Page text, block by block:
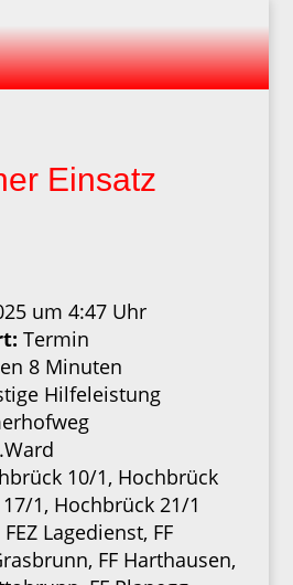
Einsatz
um 4:47 Uhr
Termin
8 Minuten
Hilfeleistung
10/1, Hochbrück
1, Hochbrück 21/1
FEZ Lagedienst, FF
FF Harthausen,